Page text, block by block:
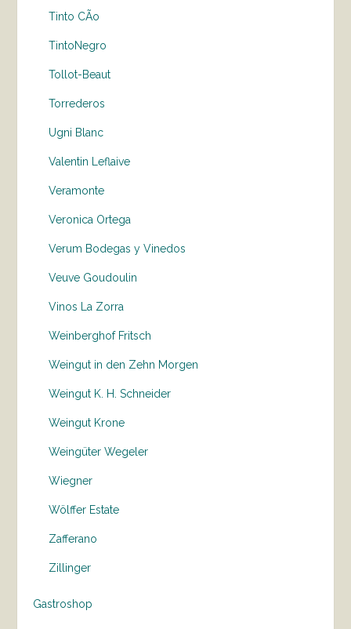
Tinto CÃo
TintoNegro
Tollot-Beaut
Torrederos
Ugni Blanc
Valentin Leflaive
Veramonte
Veronica Ortega
Verum Bodegas y Vinedos
Veuve Goudoulin
Vinos La Zorra
Weinberghof Fritsch
Weingut in den Zehn Morgen
Weingut K. H. Schneider
Weingut Krone
Weingüter Wegeler
Wiegner
Wölffer Estate
Zafferano
Zillinger
Gastroshop